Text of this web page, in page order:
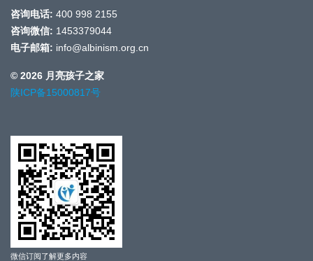
咨询电话: 400 998 2155
咨询微信: 1453379044
电子邮箱: info@albinism.org.cn
© 2026 月亮孩子之家
陕ICP备15000817号
微信订阅了解更多内容